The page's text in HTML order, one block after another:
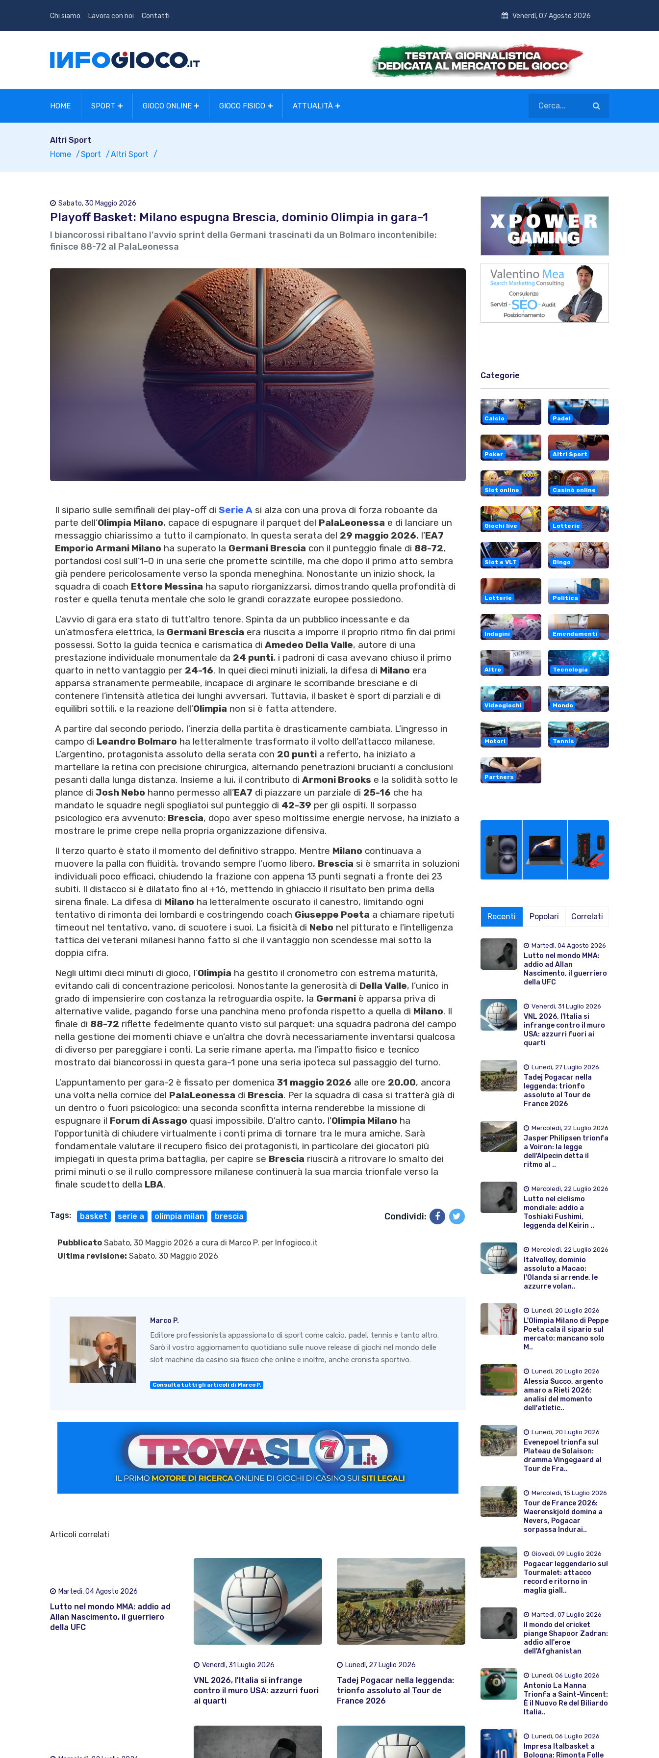
Chi siamo Lavora con noi Contatti Venerdì, 07 Agosto 2026
HOME SPORT GIOCO ONLINE GIOCO FISICO ATTUALITÀ
Altri Sport
Home
Sport Altri Sport
Sabato, 30 Maggio 2026
Playoff Basket: Milano espugna Brescia, dominio Olimpia in gara-1
I biancorossi ribaltano l'avvio sprint della Germani trascinati da un Bolmaro incontenibile:
finisce 88-72 al PalaLeonessa
Il sipario sulle semifinali dei play-off di Serie A si alza con una prova di forza roboante da
parte dell’Olimpia Milano, capace di espugnare il parquet del PalaLeonessa e di lanciare un
messaggio chiarissimo a tutto il campionato. In questa serata del 29 maggio 2026, l’EA7
Emporio Armani Milano ha superato la Germani Brescia con il punteggio finale di 88-72,
portandosi così sull’1-0 in una serie che promette scintille, ma che dopo il primo atto sembra
già pendere pericolosamente verso la sponda meneghina. Nonostante un inizio shock, la
squadra di coach Ettore Messina ha saputo riorganizzarsi, dimostrando quella profondità di
roster e quella tenuta mentale che solo le grandi corazzate europee possiedono.
L’avvio di gara era stato di tutt’altro tenore. Spinta da un pubblico incessante e da
un’atmosfera elettrica, la Germani Brescia era riuscita a imporre il proprio ritmo fin dai primi
possessi. Sotto la guida tecnica e carismatica di Amedeo Della Valle, autore di una
prestazione individuale monumentale da 24 punti, i padroni di casa avevano chiuso il primo
quarto in netto vantaggio per 24-16. In quei dieci minuti iniziali, la difesa di Milano era
apparsa stranamente permeabile, incapace di arginare le scorribande bresciane e di
contenere l’intensità atletica dei lunghi avversari. Tuttavia, il basket è sport di parziali e di
equilibri sottili, e la reazione dell’Olimpia non si è fatta attendere.
A partire dal secondo periodo, l’inerzia della partita è drasticamente cambiata. L’ingresso in
campo di Leandro Bolmaro ha letteralmente trasformato il volto dell’attacco milanese.
L’argentino, protagonista assoluto della serata con 20 punti a referto, ha iniziato a
martellare la retina con precisione chirurgica, alternando penetrazioni brucianti a conclusioni
pesanti dalla lunga distanza. Insieme a lui, il contributo di Armoni Brooks e la solidità sotto le
plance di Josh Nebo hanno permesso all’EA7 di piazzare un parziale di 25-16 che ha
mandato le squadre negli spogliatoi sul punteggio di 42-39 per gli ospiti. Il sorpasso
psicologico era avvenuto: Brescia, dopo aver speso moltissime energie nervose, ha iniziato a
mostrare le prime crepe nella propria organizzazione difensiva.
Il terzo quarto è stato il momento del definitivo strappo. Mentre Milano continuava a
muovere la palla con fluidità, trovando sempre l’uomo libero, Brescia si è smarrita in soluzioni
individuali poco efficaci, chiudendo la frazione con appena 13 punti segnati a fronte dei 23
subiti. Il distacco si è dilatato fino al +16, mettendo in ghiaccio il risultato ben prima della
sirena finale. La difesa di Milano ha letteralmente oscurato il canestro, limitando ogni
tentativo di rimonta dei lombardi e costringendo coach Giuseppe Poeta a chiamare ripetuti
timeout nel tentativo, vano, di scuotere i suoi. La fisicità di Nebo nel pitturato e l'intelligenza
tattica dei veterani milanesi hanno fatto sì che il vantaggio non scendesse mai sotto la
doppia cifra.
Negli ultimi dieci minuti di gioco, l’Olimpia ha gestito il cronometro con estrema maturità,
evitando cali di concentrazione pericolosi. Nonostante la generosità di Della Valle, l’unico in
grado di impensierire con costanza la retroguardia ospite, la Germani è apparsa priva di
alternative valide, pagando forse una panchina meno profonda rispetto a quella di Milano. Il
finale di 88-72 riflette fedelmente quanto visto sul parquet: una squadra padrona del campo
nella gestione dei momenti chiave e un’altra che dovrà necessariamente inventarsi qualcosa
di diverso per pareggiare i conti. La serie rimane aperta, ma l'impatto fisico e tecnico
mostrato dai biancorossi in questa gara-1 pone una seria ipoteca sul passaggio del turno.
L’appuntamento per gara-2 è fissato per domenica 31 maggio 2026 alle ore 20.00, ancora
una volta nella cornice del PalaLeonessa di Brescia. Per la squadra di casa si tratterà già di
un dentro o fuori psicologico: una seconda sconfitta interna renderebbe la missione di
espugnare il Forum di Assago quasi impossibile. D'altro canto, l'Olimpia Milano ha
l'opportunità di chiudere virtualmente i conti prima di tornare tra le mura amiche. Sarà
fondamentale valutare il recupero fisico dei protagonisti, in particolare dei giocatori più
impiegati in questa prima battaglia, per capire se Brescia riuscirà a ritrovare lo smalto dei
primi minuti o se il rullo compressore milanese continuerà la sua marcia trionfale verso la
finale scudetto della LBA.
Tags: basket serie a olimpia milan brescia Condividi:
Pubblicato Sabato, 30 Maggio 2026 a cura di Marco P. per Infogioco.it
Ultima revisione: Sabato, 30 Maggio 2026
Marco P.
Editore professionista appassionato di sport come calcio, padel, tennis e tanto altro.
Sarò il vostro aggiornamento quotidiano sulle nuove release di giochi nel mondo delle
slot machine da casino sia fisico che online e inoltre, anche cronista sportivo.
Consulta tutti gli articoli di Marco P.
Articoli correlati
Martedì, 04 Agosto 2026
Lutto nel mondo MMA: addio ad
Allan Nascimento, il guerriero
della UFC
Venerdì, 31 Luglio 2026
VNL 2026, l'Italia si infrange
contro il muro USA: azzurri fuori
ai quarti
Lunedì, 27 Luglio 2026
Tadej Pogacar nella leggenda:
trionfo assoluto al Tour de
France 2026
Categorie
Calcio Padel
Poker Altri Sport
Slot online Casinò online
Giochi live Lotterie
Slot e VLT Bingo
Lotterie Politica
Indagini Emendamenti
Altro Tecnologia
Videogiochi Mondo
Motori Tennis
Partners
Recenti Popolari Correlati
Martedì, 04 Agosto 2026
Lutto nel mondo MMA:
addio ad Allan
Nascimento, il guerriero
della UFC
Venerdì, 31 Luglio 2026
VNL 2026, l'Italia si
infrange contro il muro
USA: azzurri fuori ai
quarti
Lunedì, 27 Luglio 2026
Tadej Pogacar nella
leggenda: trionfo
assoluto al Tour de
France 2026
Mercoledì, 22 Luglio 2026
Jasper Philipsen trionfa
a Voiron: la legge
dell'Alpecin detta il
ritmo al ..
Mercoledì, 22 Luglio 2026
Lutto nel ciclismo
mondiale: addio a
Toshiaki Fushimi,
leggenda del Keirin ..
Mercoledì, 22 Luglio 2026
Italvolley, dominio
assoluto a Macao:
l'Olanda si arrende, le
azzurre volan..
Lunedì, 20 Luglio 2026
L'Olimpia Milano di Peppe
Poeta cala il sipario sul
mercato: mancano solo
M..
Lunedì, 20 Luglio 2026
Alessia Succo, argento
amaro a Rieti 2026:
analisi del momento
dell'atletic..
Lunedì, 20 Luglio 2026
Evenepoel trionfa sul
Plateau de Solaison:
dramma Vingegaard al
Tour de Fra..
Mercoledì, 15 Luglio 2026
Tour de France 2026:
Waerenskjold domina a
Nevers, Pogacar
sorpassa Indurai..
Giovedì, 09 Luglio 2026
Pogacar leggendario sul
Tourmalet: attacco
record e ritorno in
maglia giall..
Martedì, 07 Luglio 2026
Il mondo del cricket
piange Shapoor Zadran:
addio all'eroe
dell'Afghanistan
Lunedì, 06 Luglio 2026
Antonio La Manna
Trionfa a Saint-Vincent:
È il Nuovo Re del Biliardo
Italia..
Lunedì, 06 Luglio 2026
Impresa Italbasket a
Bologna: Rimonta Folle